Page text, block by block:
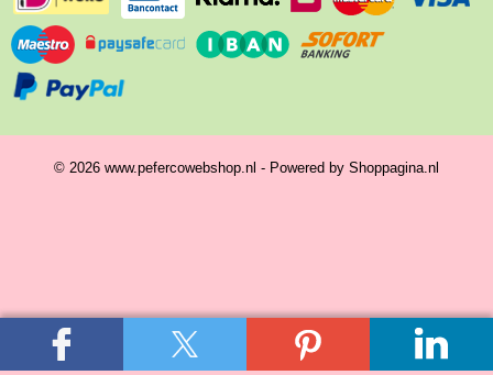
© 2026 www.pefercowebshop.nl - Powered by Shoppagina.nl